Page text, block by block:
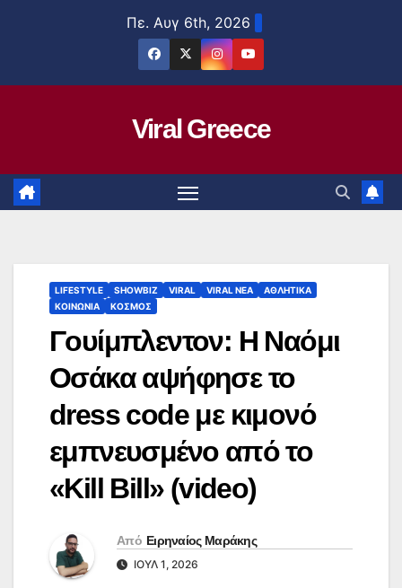
Πε. Αυγ 6th, 2026
Viral Greece
LIFESTYLE SHOWBIZ VIRAL VIRAL ΝΕΑ
ΑΘΛΗΤΙΚΑ
ΚΟΙΝΩΝΙΑ
ΚΟΣΜΟΣ
Γουίμπλεντον: Η Ναόμι
Οσάκα αψήφησε το
dress code με κιμονό
εμπνευσμένο από το
«Kill Bill» (video)
Από Ειρηναίος Μαράκης
ΙΟΎΛ 1, 2026